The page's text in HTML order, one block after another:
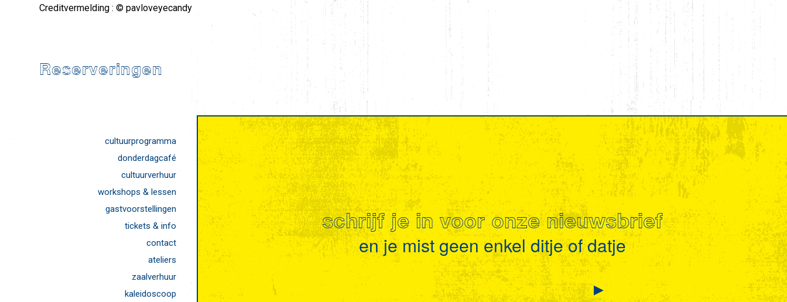
Creditvermelding : © pavloveyecandy
Reserveringen
cultuurprogramma
donderdagcafé
cultuurverhuur
workshops & lessen
gastvoorstellingen
tickets & info
contact
ateliers
zaalverhuur
kaleidoscoop
schrijf je in voor onze nieuwsbrief
en je mist geen enkel ditje of datje